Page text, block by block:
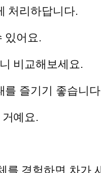
처리하답니다.
있어요.
비교해보세요.
를 즐기기 좋습니
예요.
를 경험하면 차가